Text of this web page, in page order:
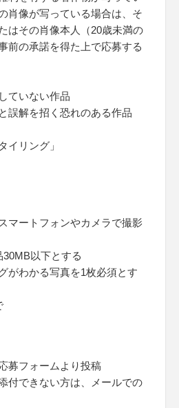
肖像が写っている場合は、そ
はその肖像本人（20歳未満の
前の承諾を得た上で応募する
ていない作品
誤解を招く恐れのある作品
イリング」
マートフォンやカメラで撮影
以下とする
がわかる写真を1枚必須とす
募フォームより投稿
付できない方は、メールでの